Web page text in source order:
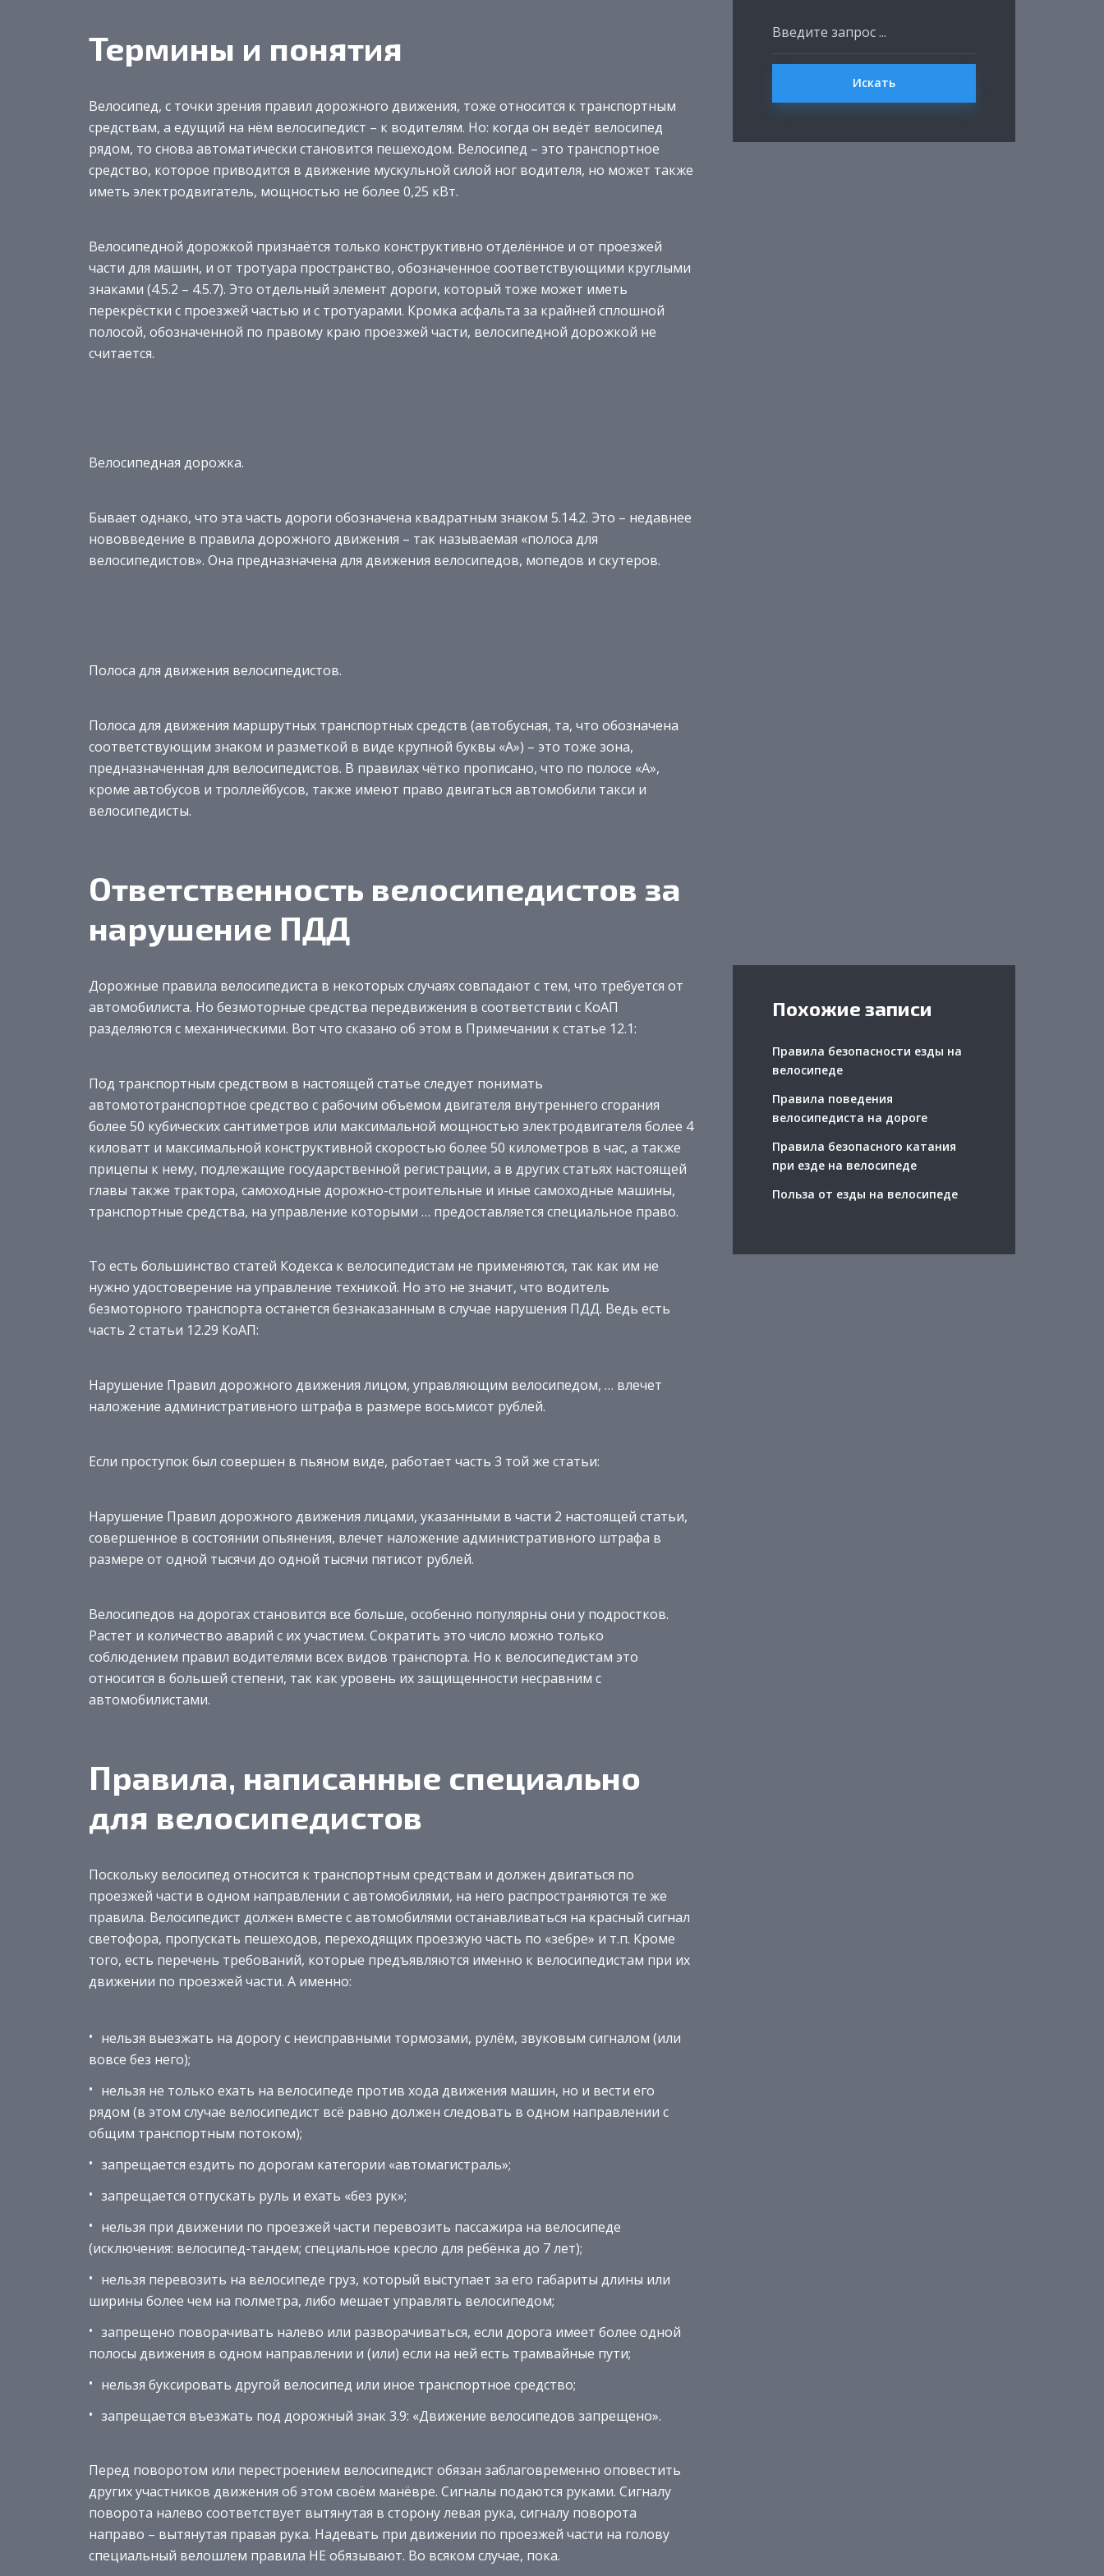
Термины и понятия
Велосипед, с точки зрения правил дорожного движения, тоже относится к транспортным
средствам, а едущий на нём велосипедист – к водителям. Но: когда он ведёт велосипед
рядом, то снова автоматически становится пешеходом. Велосипед – это транспортное
средство, которое приводится в движение мускульной силой ног водителя, но может также
иметь электродвигатель, мощностью не более 0,25 кВт.
Велосипедной дорожкой признаётся только конструктивно отделённое и от проезжей
части для машин, и от тротуара пространство, обозначенное соответствующими круглыми
знаками (4.5.2 – 4.5.7). Это отдельный элемент дороги, который тоже может иметь
перекрёстки с проезжей частью и с тротуарами. Кромка асфальта за крайней сплошной
полосой, обозначенной по правому краю проезжей части, велосипедной дорожкой не
считается.
Велосипедная дорожка.
Бывает однако, что эта часть дороги обозначена квадратным знаком 5.14.2. Это – недавнее
нововведение в правила дорожного движения – так называемая «полоса для
велосипедистов». Она предназначена для движения велосипедов, мопедов и скутеров.
Полоса для движения велосипедистов.
Полоса для движения маршрутных транспортных средств (автобусная, та, что обозначена
соответствующим знаком и разметкой в виде крупной буквы «А») – это тоже зона,
предназначенная для велосипедистов. В правилах чётко прописано, что по полосе «А»,
кроме автобусов и троллейбусов, также имеют право двигаться автомобили такси и
велосипедисты.
Ответственность велосипедистов за
нарушение ПДД
Дорожные правила велосипедиста в некоторых случаях совпадают с тем, что требуется от
автомобилиста. Но безмоторные средства передвижения в соответствии с КоАП
разделяются с механическими. Вот что сказано об этом в Примечании к статье 12.1:
Под транспортным средством в настоящей статье следует понимать
автомототранспортное средство с рабочим объемом двигателя внутреннего сгорания
более 50 кубических сантиметров или максимальной мощностью электродвигателя более 4
киловатт и максимальной конструктивной скоростью более 50 километров в час, а также
прицепы к нему, подлежащие государственной регистрации, а в других статьях настоящей
главы также трактора, самоходные дорожно-строительные и иные самоходные машины,
транспортные средства, на управление которыми … предоставляется специальное право.
То есть большинство статей Кодекса к велосипедистам не применяются, так как им не
нужно удостоверение на управление техникой. Но это не значит, что водитель
безмоторного транспорта останется безнаказанным в случае нарушения ПДД. Ведь есть
часть 2 статьи 12.29 КоАП:
Нарушение Правил дорожного движения лицом, управляющим велосипедом, … влечет
наложение административного штрафа в размере восьмисот рублей.
Если проступок был совершен в пьяном виде, работает часть 3 той же статьи:
Нарушение Правил дорожного движения лицами, указанными в части 2 настоящей статьи,
совершенное в состоянии опьянения, влечет наложение административного штрафа в
размере от одной тысячи до одной тысячи пятисот рублей.
Велосипедов на дорогах становится все больше, особенно популярны они у подростков.
Растет и количество аварий с их участием. Сократить это число можно только
соблюдением правил водителями всех видов транспорта. Но к велосипедистам это
относится в большей степени, так как уровень их защищенности несравним с
автомобилистами.
Правила, написанные специально
для велосипедистов
Поскольку велосипед относится к транспортным средствам и должен двигаться по
проезжей части в одном направлении с автомобилями, на него распространяются те же
правила. Велосипедист должен вместе с автомобилями останавливаться на красный сигнал
светофора, пропускать пешеходов, переходящих проезжую часть по «зебре» и т.п. Кроме
того, есть перечень требований, которые предъявляются именно к велосипедистам при их
движении по проезжей части. А именно:
нельзя выезжать на дорогу с неисправными тормозами, рулём, звуковым сигналом (или
вовсе без него);
нельзя не только ехать на велосипеде против хода движения машин, но и вести его
рядом (в этом случае велосипедист всё равно должен следовать в одном направлении с
общим транспортным потоком);
запрещается ездить по дорогам категории «автомагистраль»;
запрещается отпускать руль и ехать «без рук»;
нельзя при движении по проезжей части перевозить пассажира на велосипеде
(исключения: велосипед-тандем; специальное кресло для ребёнка до 7 лет);
нельзя перевозить на велосипеде груз, который выступает за его габариты длины или
ширины более чем на полметра, либо мешает управлять велосипедом;
запрещено поворачивать налево или разворачиваться, если дорога имеет более одной
полосы движения в одном направлении и (или) если на ней есть трамвайные пути;
нельзя буксировать другой велосипед или иное транспортное средство;
запрещается въезжать под дорожный знак 3.9: «Движение велосипедов запрещено».
Перед поворотом или перестроением велосипедист обязан заблаговременно оповестить
других участников движения об этом своём манёвре. Сигналы подаются руками. Сигналу
поворота налево соответствует вытянутая в сторону левая рука, сигналу поворота
направо – вытянутая правая рука. Надевать при движении по проезжей части на голову
специальный велошлем правила НЕ обязывают. Во всяком случае, пока.
Искать
Похожие записи
Правила безопасности езды на
велосипеде
Правила поведения
велосипедиста на дороге
Правила безопасного катания
при езде на велосипеде
Польза от езды на велосипеде